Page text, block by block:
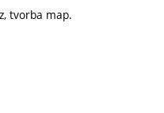
tvorba map.